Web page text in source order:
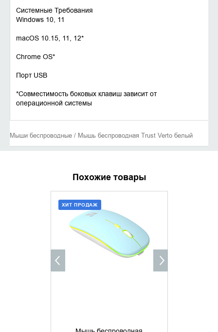
Системные Требования
Windows 10, 11
macOS 10.15, 11, 12*
Chrome OS*
Порт USB
*Совместимость боковых клавиш зависит от
операционной системы
Мыши беспроводные / Мышь беспроводная Trust Verto белый
Похожие товары
ХИТ ПРОДАЖ
ДОБАВИТЬ В КОРЗИНУ
КУПИТЬ В 1 КЛИК